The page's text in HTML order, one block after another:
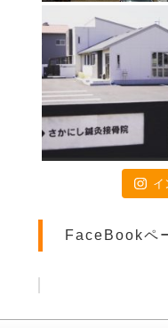
関東高校陸上大会の
いよいよ開幕❗️
お子様連れの方へ
画伯シリーズ part3
交通事故治療は当院
患者様のご活躍(^O^)
イ
FaceBookペ